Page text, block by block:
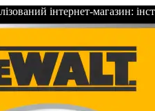
інтернет-магазин: